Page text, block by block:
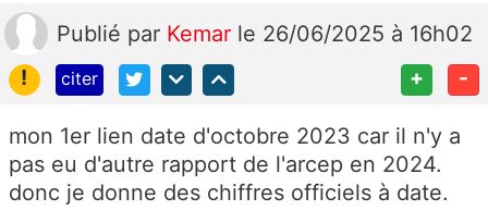
Publié par Kemar le 26/06/2025 à 16h02
!
citer + -
mon 1er lien date d'octobre 2023 car il n'y a
pas eu d'autre rapport de l'arcep en 2024.
donc je donne des chiffres officiels à date.